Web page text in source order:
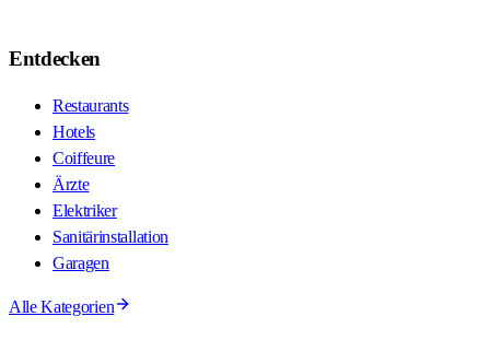
Entdecken
Restaurants
Hotels
Coiffeure
Ärzte
Elektriker
Sanitärinstallation
Garagen
Alle Kategorien